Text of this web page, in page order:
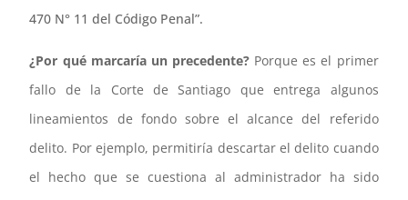
470 N° 11 del Código Penal”.
¿Por qué marcaría un precedente? Porque es el primer
fallo de la Corte de Santiago que entrega algunos
lineamientos de fondo sobre el alcance del referido
delito. Por ejemplo, permitiría descartar el delito cuando
el hecho que se cuestiona al administrador ha sido